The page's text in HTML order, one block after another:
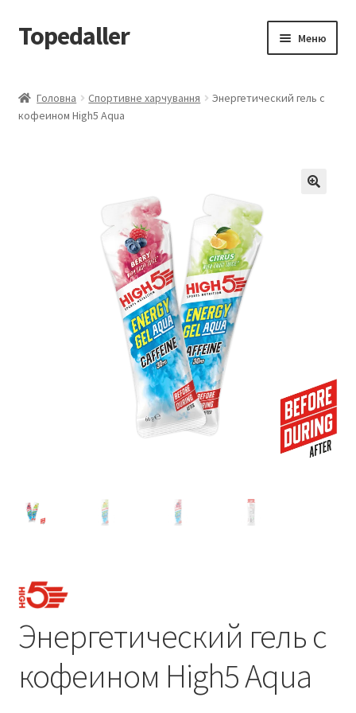
Перейти
до
Перейти
до
Topedaller Меню
Доставка
Головна Спортивне харчування
Энергетический гель с
кофеином High5 Aqua
Энергетический гель с
кофеином High5 Aqua